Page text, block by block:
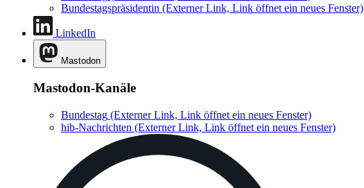
Bundestagspräsidentin (Externer Link, Link öffnet ein neues Fenster)
LinkedIn
Mastodon
Mastodon-Kanäle
Bundestag (Externer Link, Link öffnet ein neues Fenster)
hib-Nachrichten (Externer Link, Link öffnet ein neues Fenster)